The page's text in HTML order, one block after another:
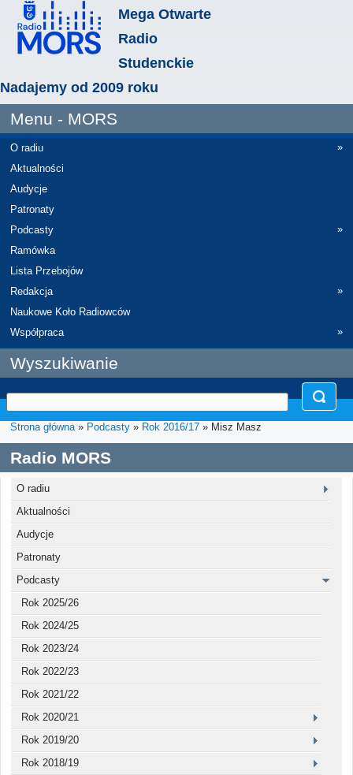
Mega Otwarte
Radio
Studenckie
Nadajemy od 2009 roku
Menu - MORS
O radiu
»
Aktualności
Audycje
Patronaty
Podcasty
»
Ramówka
Lista Przebojów
Redakcja
»
Naukowe Koło Radiowców
Współpraca
»
Wyszukiwanie
Strona główna» Podcasty » Rok 2016/17 » Misz Masz
Radio MORS
O radiu
Aktualności
Audycje
Patronaty
Podcasty
Rok 2025/26
Rok 2024/25
Rok 2023/24
Rok 2022/23
Rok 2021/22
Rok 2020/21
Rok 2019/20
Rok 2018/19